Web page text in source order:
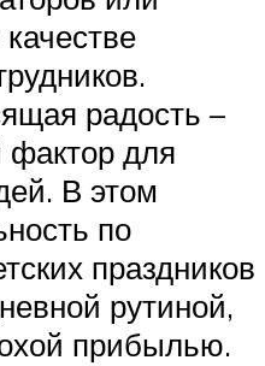
радость –
для
В этом
по
праздников
рутиной,
прибылью.